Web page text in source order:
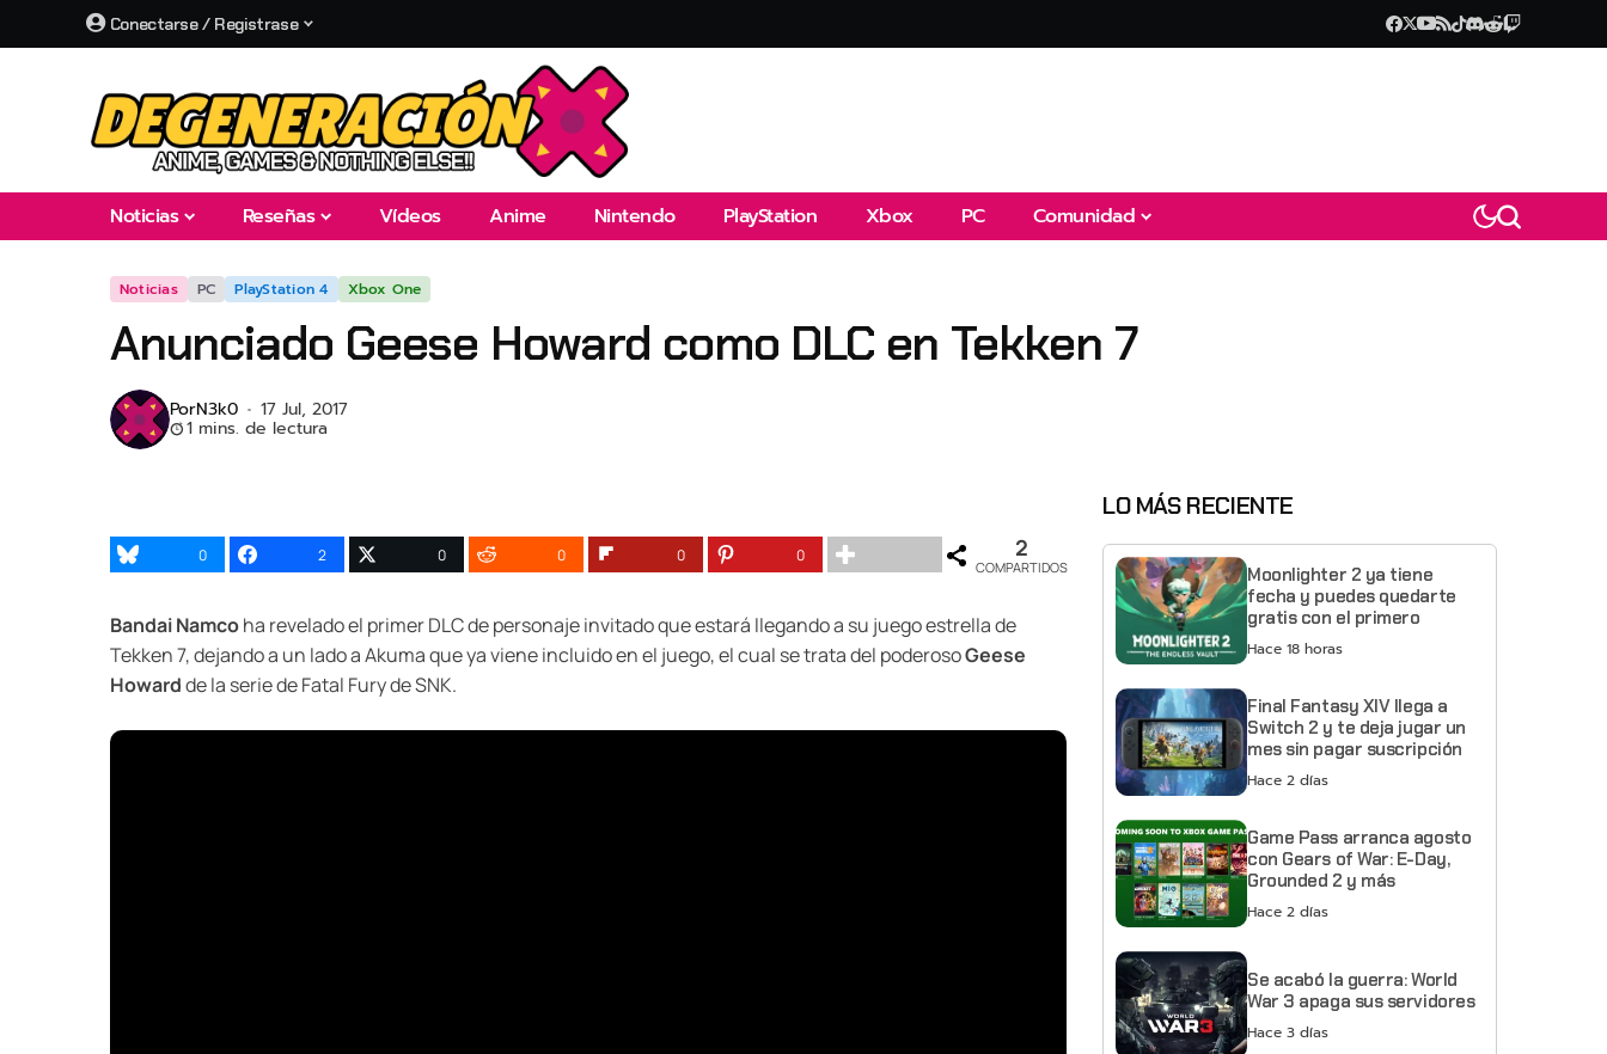
Conectarse / Registrase
Noticias Reseñas Vídeos Anime Nintendo PlayStation Xbox PC Comunidad
Noticias PC PlayStation 4 Xbox One
Anunciado Geese Howard como DLC en Tekken 7
PorN3k0 17 Jul, 2017
1 mins. de lectura
0 2 0 0 0 0 2
COMPARTIDOS
Bandai Namcoha revelado el primer DLC de personaje invitado que estará llegando a su juego estrella de
Tekken 7, dejando a un lado a Akuma que ya viene incluido en el juego, el cual se trata del poderosoGeese
Howardde la serie de Fatal Fury de SNK.
LO MÁS RECIENTE
Moonlighter 2 ya tiene
fecha y puedes quedarte
gratis con el primero
Hace 18 horas
Final Fantasy XIV llega a
Switch 2 y te deja jugar un
mes sin pagar suscripción
Hace 2 días
Game Pass arranca agosto
con Gears of War: E-Day,
Grounded 2 y más
Hace 2 días
Se acabó la guerra: World
War 3 apaga sus servidores
Hace 3 días